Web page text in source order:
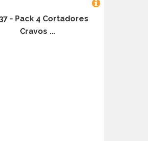
- Pack 4 Cortadores
Cravos ...